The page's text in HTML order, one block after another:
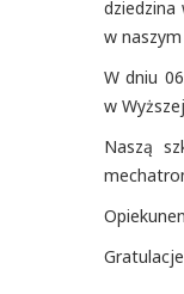
dziedzina
w
W dniu
w
Naszą